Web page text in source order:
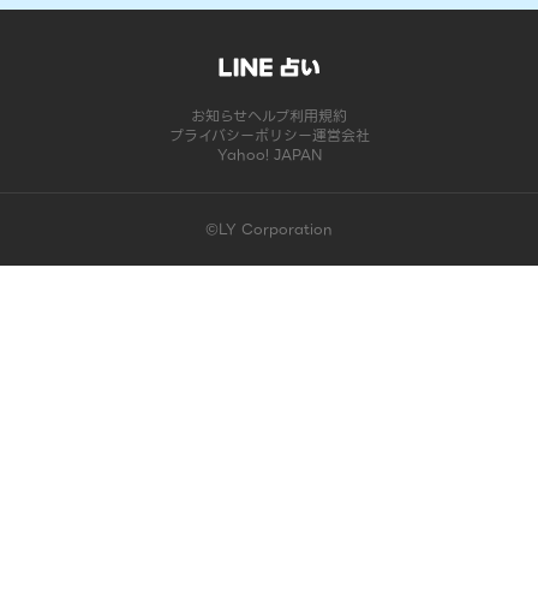
お知らせヘルプ利用規約
プライバシーポリシー運営会社
Yahoo! JAPAN
©LY Corporation
このコンテンツは掲載が終了しました | LINE占い